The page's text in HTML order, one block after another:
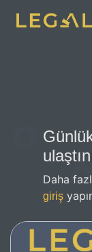
Daha
giriş